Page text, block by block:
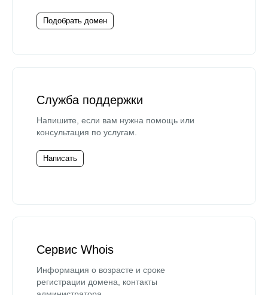
Подобрать домен
Служба поддержки
Напишите, если вам нужна помощь или
консультация по услугам.
Написать
Сервис Whois
Информация о возрасте и сроке
регистрации домена, контакты